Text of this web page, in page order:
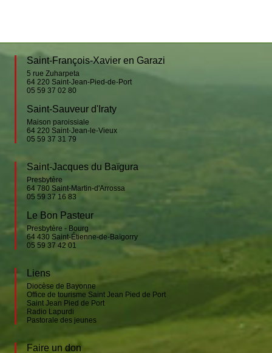
Saint-François-Xavier en Garazi
5 rue Zuharpeta
64 220 Saint-Jean-Pied-de-Port
05 59 37 02 80
Saint-Sauveur d'Iraty
Maison paroissiale
64 220 Saint-Jean-le-Vieux
05 59 37 31 79
Saint-Jacques du Baïgura
Presbytère
64 780 Saint-Martin-d'Arrossa
05 59 37 16 83
Le Bon Pasteur
Presbytère - Bourg
64 430 Saint-Étienne-de-Baïgorry
05 59 37 42 01
Liens
Diocèse de Bayonne
Office de tourisme Saint Jean Pied de Port
Saint Jean Pied de Port
Radio Lapurdi
Pastorale des jeunes
Faire un don